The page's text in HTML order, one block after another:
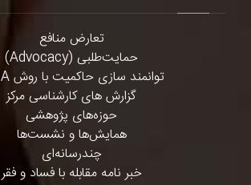
تعارض منافع
حمایت‌طلبی (Advocacy)
توانمند سازی حاکمیت با روش PDIA
گزارش های کارشناسی مرکز
حوزه‌های پژوهشی
همایش‌ها و نشست‌ها
چندرسانه‌ای
خبر نامه مقابله با فساد و فقر